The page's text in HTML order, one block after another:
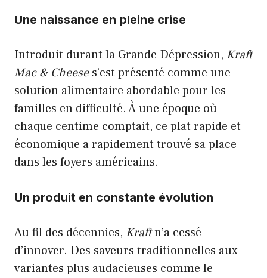
Une naissance en pleine crise
Introduit durant la Grande Dépression, Kraft
Mac & Cheeses’est présenté comme une
solution alimentaire abordable pour les
familles en difficulté. À une époque où
chaque centime comptait, ce plat rapide et
économique a rapidement trouvé sa place
dans les foyers américains.
Un produit en constante évolution
Au fil des décennies, Kraftn’a cessé
d’innover. Des saveurs traditionnelles aux
variantes plus audacieuses comme le